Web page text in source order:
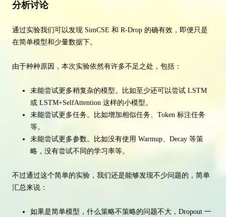
分析讨论
通过实验我们可以发现 SimCSE 和 R-Drop 的确有效，即便只是
在简单模型和少量数据下。
由于种种原因，本次实验依然有许多不足之处，包括：
未能尝试更多稍复杂的模型。比如至少还可以尝试 LSTM
或 LSTM+SelfAttention 这样的小模型。
未能尝试更多任务。比如增加相似任务、Token 标注任务
等。
未能尝试更多参数。比如没有使用 Warmup、Decay 等策
略，没有尝试不同的学习率等。
不过通过这个简单的实验，我们还是能够发现不少问题的，简单
汇总来说：
如果是简单模型，什么策略不策略的问题不大，Dropout 一